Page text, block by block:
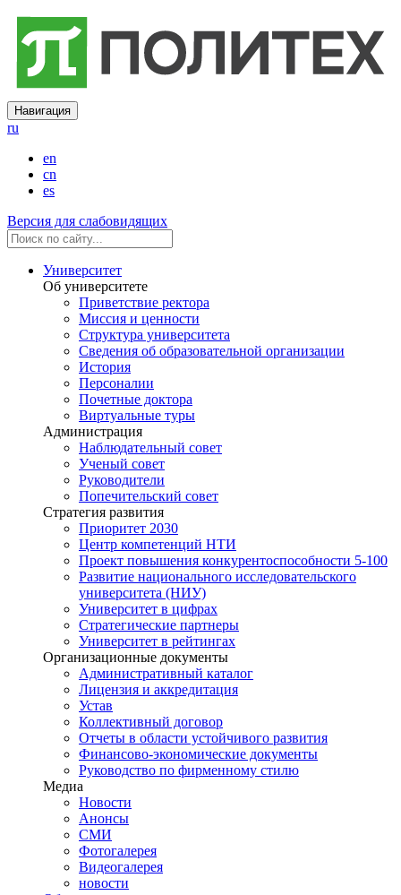
Навигация
ru
en
cn
es
Версия для слабовидящих
Университет
Об университете
Приветствие ректора
Миссия и ценности
Структура университета
Сведения об образовательной организации
История
Персоналии
Почетные доктора
Виртуальные туры
Администрация
Наблюдательный совет
Ученый совет
Руководители
Попечительский совет
Стратегия развития
Приоритет 2030
Центр компетенций НТИ
Проект повышения конкурентоспособности 5-100
Развитие национального исследовательского
университета (НИУ)
Университет в цифрах
Стратегические партнеры
Университет в рейтингах
Организационные документы
Административный каталог
Лицензия и аккредитация
Устав
Коллективный договор
Отчеты в области устойчивого развития
Финансово-экономические документы
Руководство по фирменному стилю
Медиа
Новости
Анонсы
СМИ
Фотогалерея
Видеогалерея
новости